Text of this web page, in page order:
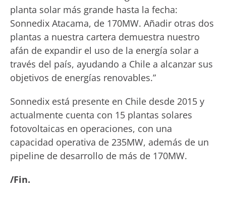
planta solar más grande hasta la fecha:
Sonnedix Atacama, de 170MW. Añadir otras dos
plantas a nuestra cartera demuestra nuestro
afán de expandir el uso de la energía solar a
través del país, ayudando a Chile a alcanzar sus
objetivos de energías renovables.”
Sonnedix está presente en Chile desde 2015 y
actualmente cuenta con 15 plantas solares
fotovoltaicas en operaciones, con una
capacidad operativa de 235MW, además de un
pipeline de desarrollo de más de 170MW.
/Fin.